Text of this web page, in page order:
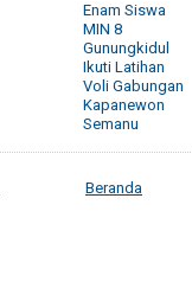
Enam Siswa
MIN 8
Gunungkidul
Ikuti Latihan
Voli Gabungan
Kapanewon
Semanu
Beranda